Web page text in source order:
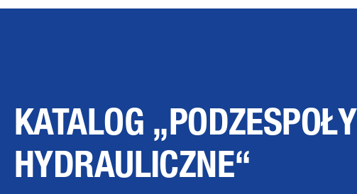
KATALOG „PODZESPOŁY
HYDRAULICZNE“